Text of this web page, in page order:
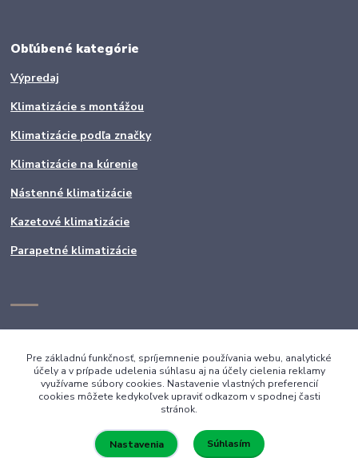
Obľúbené kategórie
Výpredaj
Klimatizácie s montážou
Klimatizácie podľa značky
Klimatizácie na kúrenie
Nástenné klimatizácie
Kazetové klimatizácie
Parapetné klimatizácie
Pre základnú funkčnosť, spríjemnenie používania webu, analytické
účely a v prípade udelenia súhlasu aj na účely cielenia reklamy
využívame súbory cookies. Nastavenie vlastných preferencií
cookies môžete kedykoľvek upraviť odkazom v spodnej časti
stránok.
Nastavenia Súhlasím